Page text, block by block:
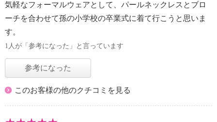
気軽なフォーマルウェアとして、パールネックレスとブロ
ーチを合わせて孫の小学校の卒業式に着て行こうと思いま
す。
1人が「参考になった」と言っています
参考になった
このお客様の他のクチコミを見る